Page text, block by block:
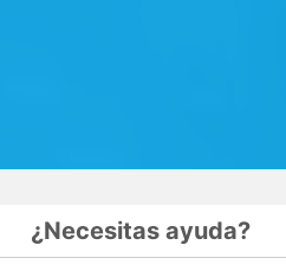
¿Necesitas ayuda?